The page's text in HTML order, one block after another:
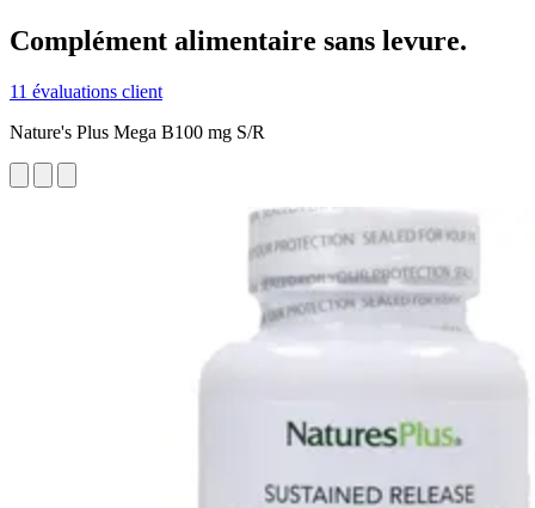
Complément alimentaire sans levure.
11 évaluations client
Nature's Plus Mega B100 mg S/R